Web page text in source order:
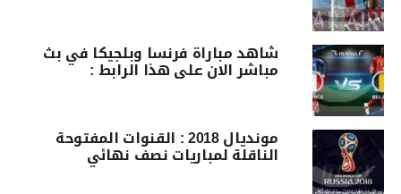
شاهد مباراة فرنسا وبلجيكا في بث
مباشر الان على هذا الرابط :
مونديال 2018 : القنوات المفتوحة
الناقلة لمباريات نصف نهائي